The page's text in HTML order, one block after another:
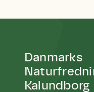
Danmarks